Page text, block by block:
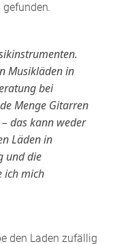
gefunden.
Musikläden in
bei
Menge Gitarren
das kann weder
Läden in
und die
ich mich
den Laden zufällig